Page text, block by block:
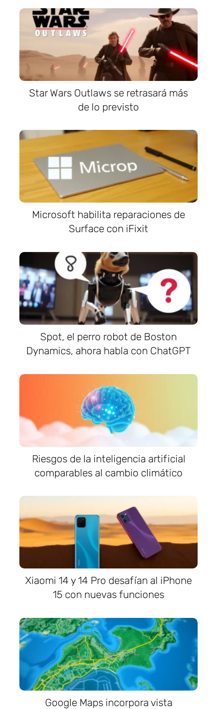
Star Wars Outlaws se retrasará más
de lo previsto
Microsoft habilita reparaciones de
Surface con iFixit
Spot, el perro robot de Boston
Dynamics, ahora habla con ChatGPT
Riesgos de la inteligencia artificial
comparables al cambio climático
Xiaomi 14 y 14 Pro desafían al iPhone
15 con nuevas funciones
Google Maps incorpora vista